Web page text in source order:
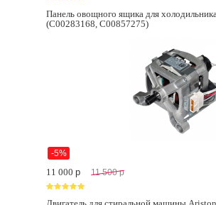
Панель овощного ящика для
(C00283168, C00857275)
-5%
11 000 p 11 500 p